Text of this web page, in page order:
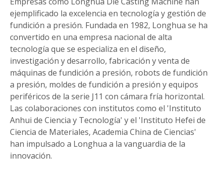
ejemplificado la excelencia en tecnología y gestión de
fundición a presión. Fundada en 1982, Longhua se ha
convertido en una empresa nacional de alta
tecnología que se especializa en el diseño,
investigación y desarrollo, fabricación y venta de
máquinas de fundición a presión, robots de fundición
a presión, moldes de fundición a presión y equipos
periféricos de la serie J11 con cámara fría horizontal.
Las colaboraciones con institutos como el 'Instituto
Anhui de Ciencia y Tecnología' y el 'Instituto Hefei de
Ciencia de Materiales, Academia China de Ciencias'
han impulsado a Longhua a la vanguardia de la
innovación.